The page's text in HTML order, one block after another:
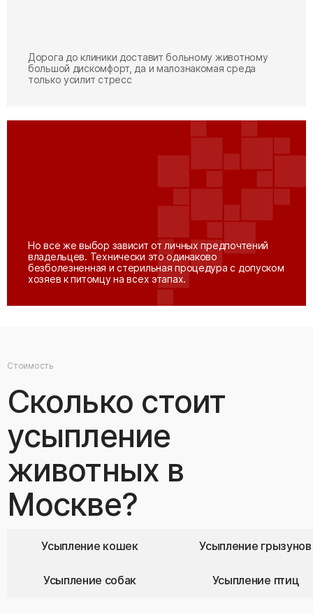
Дорога до клиники доставит больному животному
большой дискомфорт, да и малознакомая среда
только усилит стресс
Но все же выбор зависит от личных предпочтений
владельцев. Технически это одинаково
безболезненная и стерильная процедура с допуском
хозяев к питомцу на всех этапах.
Стоимость
Сколько стоит
усыпление
животных в
Москве?
Усыпление кошек
Усыпление собак
Усыпление грызунов
Усыпление птиц